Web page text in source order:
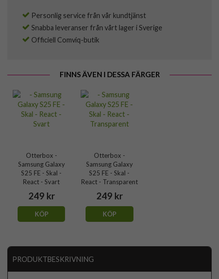
Personlig service från vår kundtjänst
Snabba leveranser från vårt lager i Sverige
Officiell Comviq-butik
FINNS ÄVEN I DESSA FÄRGER
Otterbox -
Samsung Galaxy
S25 FE - Skal -
React - Svart
249 kr
KÖP
Otterbox -
Samsung Galaxy
S25 FE - Skal -
React - Transparent
249 kr
KÖP
PRODUKTBESKRIVNING